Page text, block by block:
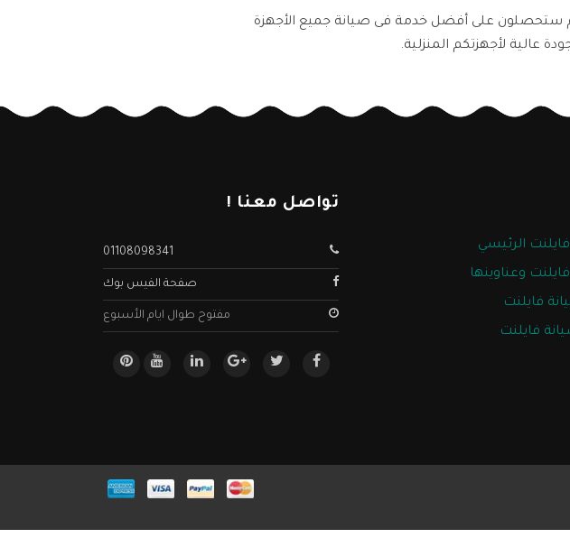
ستحصلون على أفضل خدمة فى صيانة جميع الأجهزة
عالية لأجهزتكم المنزلية.
الرئيسي
وعناوينها
فايلنت
فايلنت
تواصل معنا !
01108098341
صفحة الفيس بوك
مفتوح طوال ايام الأسبوع